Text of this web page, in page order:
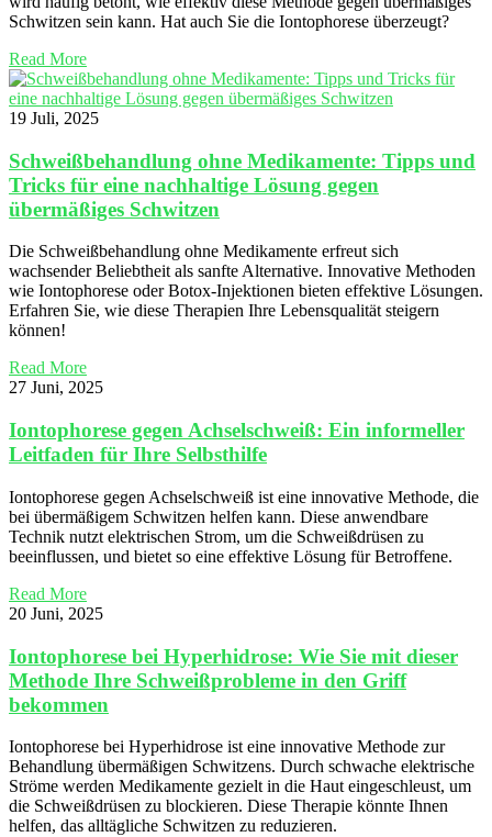
Schwitzen sein kann. Hat auch Sie die Iontophorese überzeugt?
Read More
19 Juli, 2025
Schweißbehandlung ohne Medikamente: Tipps und
Tricks für eine nachhaltige Lösung gegen
übermäßiges Schwitzen
Die Schweißbehandlung ohne Medikamente erfreut sich
wachsender Beliebtheit als sanfte Alternative. Innovative Methoden
wie Iontophorese oder Botox-Injektionen bieten effektive Lösungen.
Erfahren Sie, wie diese Therapien Ihre Lebensqualität steigern
können!
Read More
27 Juni, 2025
Iontophorese gegen Achselschweiß: Ein informeller
Leitfaden für Ihre Selbsthilfe
Iontophorese gegen Achselschweiß ist eine innovative Methode, die
bei übermäßigem Schwitzen helfen kann. Diese anwendbare
Technik nutzt elektrischen Strom, um die Schweißdrüsen zu
beeinflussen, und bietet so eine effektive Lösung für Betroffene.
Read More
20 Juni, 2025
Iontophorese bei Hyperhidrose: Wie Sie mit dieser
Methode Ihre Schweißprobleme in den Griff
bekommen
Iontophorese bei Hyperhidrose ist eine innovative Methode zur
Behandlung übermäßigen Schwitzens. Durch schwache elektrische
Ströme werden Medikamente gezielt in die Haut eingeschleust, um
die Schweißdrüsen zu blockieren. Diese Therapie könnte Ihnen
helfen, das alltägliche Schwitzen zu reduzieren.